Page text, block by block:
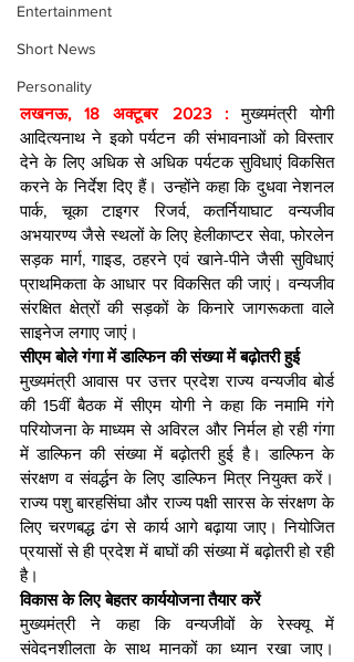
Entertainment
Short News
Personality
लखनऊ, 18 अक्टूबर 2023 : मुख्यमंत्री योगी
आदित्यनाथ ने इको पर्यटन की संभावनाओं को विस्तार
देने के लिए अधिक से अधिक पर्यटक सुविधाएं विकसित
करने के निर्देश दिए हैं। उन्होंने कहा कि दुधवा नेशनल
पार्क, चूका टाइगर रिजर्व, कतर्नियाघाट वन्यजीव
अभयारण्य जैसे स्थलों के लिए हेलीकाप्टर सेवा, फोरलेन
सड़क मार्ग, गाइड, ठहरने एवं खाने-पीने जैसी सुविधाएं
प्राथमिकता के आधार पर विकसित की जाएं। वन्यजीव
संरक्षित क्षेत्रों की सड़कों के किनारे जागरूकता वाले
साइनेज लगाए जाएं।
सीएम बोले गंगा में डाल्फिन की संख्या में बढ़ोतरी हुई
मुख्यमंत्री आवास पर उत्तर प्रदेश राज्य वन्यजीव बोर्ड
की 15वीं बैठक में सीएम योगी ने कहा कि नमामि गंगे
परियोजना के माध्यम से अविरल और निर्मल हो रही गंगा
में डाल्फिन की संख्या में बढ़ोतरी हुई है। डाल्फिन के
संरक्षण व संवर्द्धन के लिए डाल्फिन मित्र नियुक्त करें।
राज्य पशु बारहसिंघा और राज्य पक्षी सारस के संरक्षण के
लिए चरणबद्ध ढंग से कार्य आगे बढ़ाया जाए। नियोजित
प्रयासों से ही प्रदेश में बाघों की संख्या में बढ़ोतरी हो रही
है।
विकास के लिए बेहतर कार्ययोजना तैयार करें
मुख्यमंत्री ने कहा कि वन्यजीवों के रेस्क्यू में
संवेदनशीलता के साथ मानकों का ध्यान रखा जाए।